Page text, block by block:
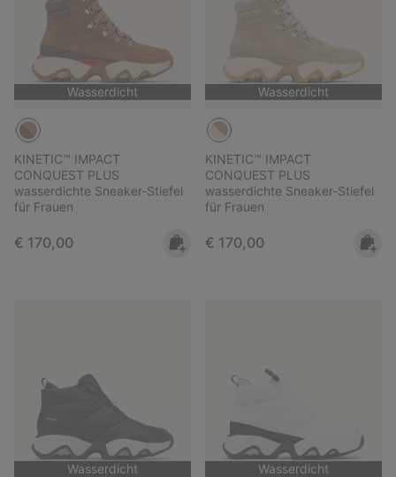
Wasserdicht
KINETIC™ IMPACT
CONQUEST PLUS
wasserdichte Sneaker-Stiefel
für Frauen
Regular price:
€ 170,00
Wasserdicht
KINETIC™ IMPACT
CONQUEST PLUS
wasserdichte Sneaker-Stiefel
für Frauen
Regular price:
€ 170,00
Wasserdicht Wasserdicht